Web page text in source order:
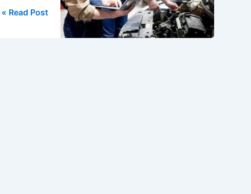
–
Read Post »